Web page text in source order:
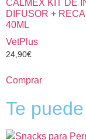
CALMEX KIT DE
DIFUSOR +
40ML
VetPlus
24,90€
Comprar
Te